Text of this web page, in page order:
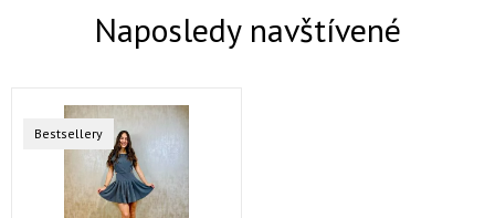
Naposledy navštívené
Bestsellery